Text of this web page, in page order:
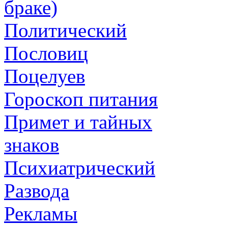
браке)
Политический
Пословиц
Поцелуев
Гороскоп питания
Примет и тайных
знаков
Психиатрический
Развода
Рекламы